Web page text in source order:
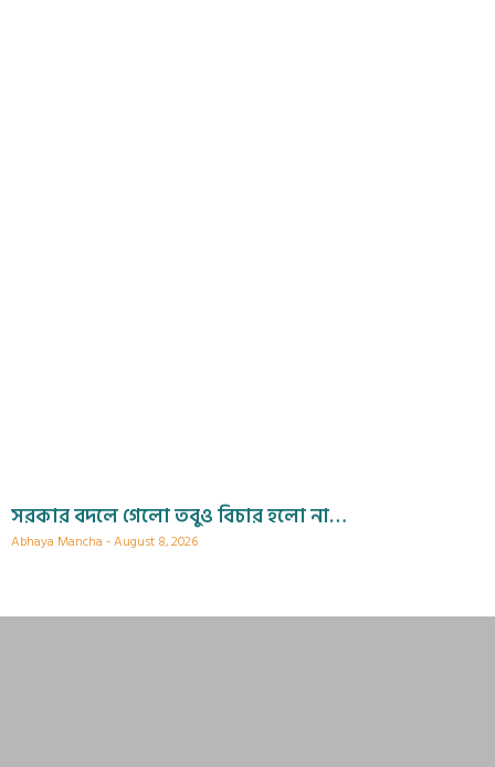
সরকার বদলে গেলো তবুও বিচার হলো না…
Abhaya Mancha August 8, 2026